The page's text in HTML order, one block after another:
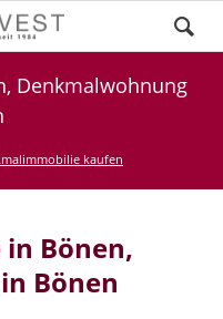
Denkmalwohnung
kaufen
Bönen,
Bönen